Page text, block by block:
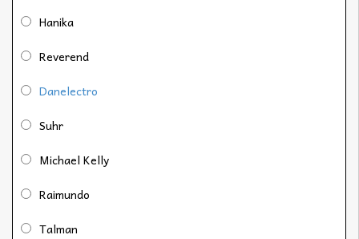
Hanika
Reverend
Danelectro
Suhr
Michael Kelly
Raimundo
Talman